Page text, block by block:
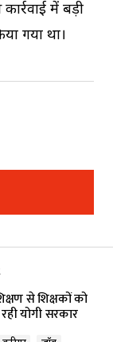
में बड़ी
गया था।
से शिक्षकों को
योगी सरकार